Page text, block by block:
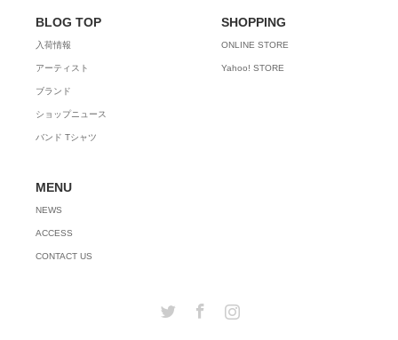
BLOG TOP
入荷情報
アーティスト
ブランド
ショップニュース
バンド Tシャツ
SHOPPING
ONLINE STORE
Yahoo! STORE
MENU
NEWS
ACCESS
CONTACT US
Twitter Facebook